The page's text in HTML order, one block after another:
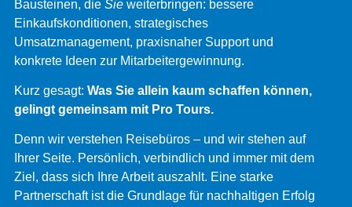
Bausteinen, die Sieweiterbringen: bessere
Einkaufskonditionen, strategisches
Umsatzmanagement, praxisnaher Support und
konkrete Ideen zur Mitarbeitergewinnung.
Kurz gesagt: Was Sie allein kaum schaffen können,
gelingt gemeinsam mit Pro Tours.
Denn wir verstehen Reisebüros – und wir stehen auf
Ihrer Seite. Persönlich, verbindlich und immer mit dem
Ziel, dass sich Ihre Arbeit auszahlt. Eine starke
Partnerschaft ist die Grundlage für nachhaltigen Erfolg